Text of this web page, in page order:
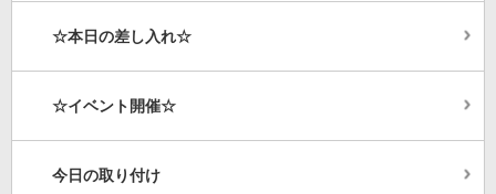
☆本日の差し入れ☆
☆イベント開催☆
今日の取り付け